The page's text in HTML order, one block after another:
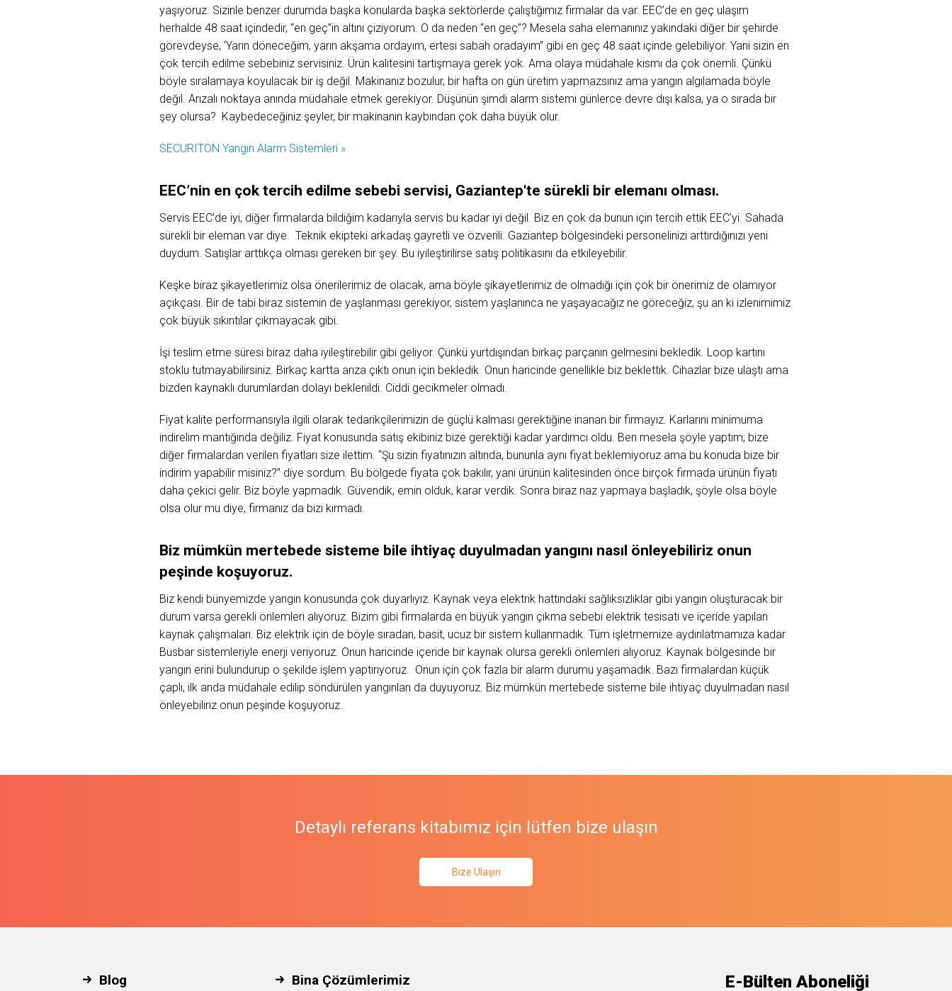
yaşıyoruz. Sizinle benzer durumda başka konularda başka sektörlerde çalıştığımız firmalar da var. EEC’de en geç ulaşım
herhalde 48 saat içindedir, “en geç”in altını çiziyorum. O da neden “en geç”? Mesela saha elemanınız yakındaki diğer bir şehirde
görevdeyse, ‘Yarın döneceğim, yarın akşama ordayım, ertesi sabah oradayım” gibi en geç 48 saat içinde gelebiliyor. Yani sizin en
çok tercih edilme sebebiniz servisiniz. Ürün kalitesini tartışmaya gerek yok. Ama olaya müdahale kısmı da çok önemli. Çünkü
böyle sıralamaya koyulacak bir iş değil. Makinanız bozulur, bir hafta on gün üretim yapmazsınız ama yangın algılamada böyle
değil. Arızalı noktaya anında müdahale etmek gerekiyor. Düşünün şimdi alarm sistemi günlerce devre dışı kalsa, ya o sırada bir
şey olursa? Kaybedeceğiniz şeyler, bir makinanın kaybından çok daha büyük olur.
SECURITON Yangın Alarm Sistemleri »
EEC’nin en çok tercih edilme sebebi servisi, Gaziantep'te sürekli bir elemanı olması.
Servis EEC’de iyi, diğer firmalarda bildiğim kadarıyla servis bu kadar iyi değil. Biz en çok da bunun için tercih ettik EEC’yi. Sahada
sürekli bir eleman var diye. Teknik ekipteki arkadaş gayretli ve özverili. Gaziantep bölgesindeki personelinizi arttırdığınızı yeni
duydum. Satışlar arttıkça olması gereken bir şey. Bu iyileştirilirse satış politikasını da etkileyebilir.
Keşke biraz şikayetlerimiz olsa önerilerimiz de olacak, ama böyle şikayetlerimiz de olmadığı için çok bir önerimiz de olamıyor
açıkçası. Bir de tabi biraz sistemin de yaşlanması gerekiyor, sistem yaşlanınca ne yaşayacağız ne göreceğiz, şu an ki izlenimimiz
çok büyük sıkıntılar çıkmayacak gibi.
İşi teslim etme süresi biraz daha iyileştirebilir gibi geliyor. Çünkü yurtdışından birkaç parçanın gelmesini bekledik. Loop kartını
stoklu tutmayabilirsiniz. Birkaç kartta arıza çıktı onun için bekledik. Onun haricinde genellikle biz beklettik. Cihazlar bize ulaştı ama
bizden kaynaklı durumlardan dolayı beklenildi. Ciddi gecikmeler olmadı.
Fiyat kalite performansıyla ilgili olarak tedarikçilerimizin de güçlü kalması gerektiğine inanan bir firmayız. Karlarını minimuma
indirelim mantığında değiliz. Fiyat konusunda satış ekibiniz bize gerektiği kadar yardımcı oldu. Ben mesela şöyle yaptım; bize
diğer firmalardan verilen fiyatları size ilettim. “Şu sizin fiyatınızın altında, bununla aynı fiyat beklemiyoruz ama bu konuda bize bir
indirim yapabilir misiniz?” diye sordum. Bu bölgede fiyata çok bakılır, yani ürünün kalitesinden önce birçok firmada ürünün fiyatı
daha çekici gelir. Biz böyle yapmadık. Güvendik, emin olduk, karar verdik. Sonra biraz naz yapmaya başladık, şöyle olsa böyle
olsa olur mu diye, firmanız da bizi kırmadı.
Biz mümkün mertebede sisteme bile ihtiyaç duyulmadan yangını nasıl önleyebiliriz onun
peşinde koşuyoruz.
Biz kendi bünyemizde yangın konusunda çok duyarlıyız. Kaynak veya elektrik hattındaki sağlıksızlıklar gibi yangın oluşturacak bir
durum varsa gerekli önlemleri alıyoruz. Bizim gibi firmalarda en büyük yangın çıkma sebebi elektrik tesisatı ve içeride yapılan
kaynak çalışmaları. Biz elektrik için de böyle sıradan, basit, ucuz bir sistem kullanmadık. Tüm işletmemize aydınlatmamıza kadar
Busbar sistemleriyle enerji veriyoruz. Onun haricinde içeride bir kaynak olursa gerekli önlemleri alıyoruz. Kaynak bölgesinde bir
yangın erini bulundurup o şekilde işlem yaptırıyoruz. Onun için çok fazla bir alarm durumu yaşamadık. Bazı firmalardan küçük
çaplı, ilk anda müdahale edilip söndürülen yangınları da duyuyoruz. Biz mümkün mertebede sisteme bile ihtiyaç duyulmadan nasıl
önleyebiliriz onun peşinde koşuyoruz.
Detaylı referans kitabımız için lütfen bize ulaşın
Bize Ulaşın
Blog Bina Çözümlerimiz E-Bülten Aboneliği